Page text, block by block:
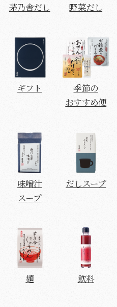
茅乃舎だし 野菜だし
ギフト
季節の
おすすめ便
味噌汁
スープ
だしスープ
麺 飲料